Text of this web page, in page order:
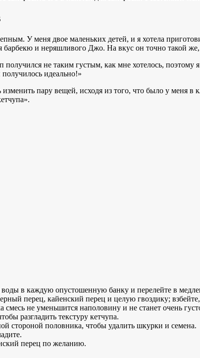
У меня двое маленьких детей, и я хотела
барбекю и неряшливого Джо. На вкус он точно такой
получился не таким густым, как мне хотелось, поэтому
идеально!»
пару вещей, исходя из того, что было у меня в
в каждую опустошенную банку и перелейте в
перец, кайенский перец и целую гвоздику;
не уменьшится наполовину и не станет очень
разгладить текстуру кетчупа.
стороной половника, чтобы удалить шкурки и семена.
перец по желанию.